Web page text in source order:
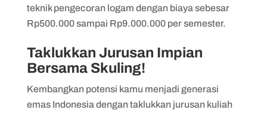
teknik pengecoran logam dengan biaya sebesar
Rp500.000 sampai Rp9.000.000 per semester.
Taklukkan Jurusan Impian
Bersama Skuling!
Kembangkan potensi kamu menjadi generasi
emas Indonesia dengan taklukkan jurusan kuliah